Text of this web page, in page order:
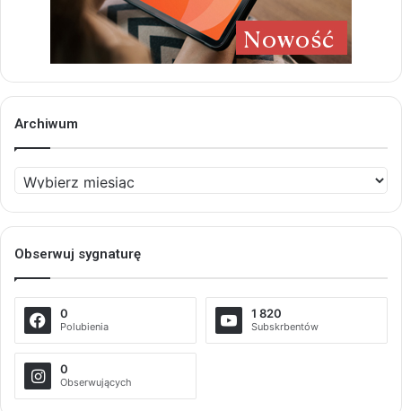
Archiwum
Archiwum
Obserwuj sygnaturę
0
Polubienia
1 820
Subskrbentów
0
Obserwujących